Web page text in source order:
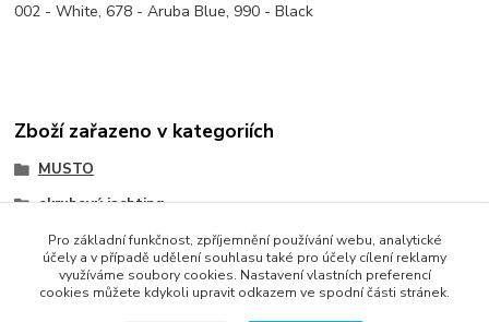
002 - White, 678 - Aruba Blue, 990 - Black
Zboží zařazeno v kategoriích
MUSTO
okruhový jachting
ostatní
Pro základní funkčnost, zpříjemnění používání webu, analytické
účely a v případě udělení souhlasu také pro účely cílení reklamy
využíváme soubory cookies. Nastavení vlastních preferencí
cookies můžete kdykoli upravit odkazem ve spodní části stránek.